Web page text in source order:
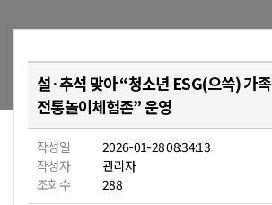
설·추석 맞아 “청소년 ESG(으쓱) 가족
전통놀이체험존” 운영
작성일
2026-01-28 08:34:13
작성자
관리자
조회수
288